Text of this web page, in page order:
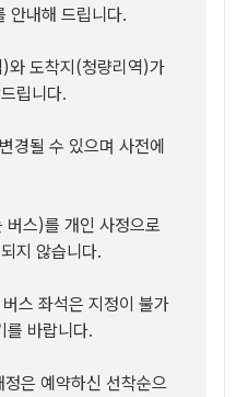
안내해 드립니다.
와 도착지(청량리역)가
립니다.
경될 수 있으며 사전에
버스)를 개인 사정으로
지 않습니다.
스 좌석은 지정이 불가
를 바랍니다.
은 예약하신 선착순으